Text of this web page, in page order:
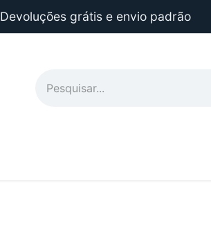
Devoluções grátis e envio padrão